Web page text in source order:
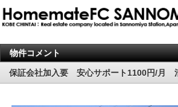
物件コメント
保証会社加入要 安心サポート1100円/月